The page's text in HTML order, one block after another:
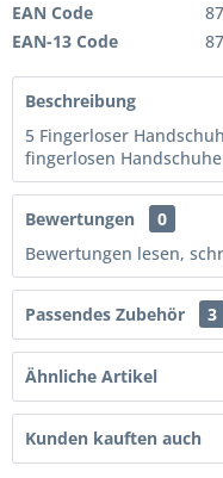
EAN Code
EAN-13 Code
Beschreibung
5 Fingerloser
fingerlosen
Bewertungen
0
Bewertungen lesen,
Passendes Zubehör 3
Ähnliche Artikel
Kunden kauften auch